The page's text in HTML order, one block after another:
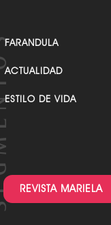
FARANDULA
ACTUALIDAD
ESTILO DE VIDA
REVISTA MARIELA